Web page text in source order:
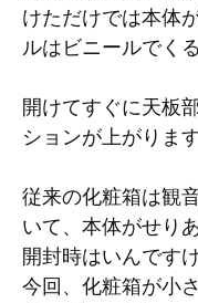
けただけでは本体
ルはビニールでく
開けてすぐに天板
ションが上がりま
従来の化粧箱は観
いて、本体がせり
開封時はいんです
今回、化粧箱が小